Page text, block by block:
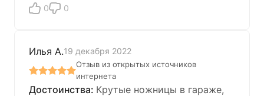
0 0
Илья А.19 декабря 2022
Отзыв из открытых источников
интернета
Крутые ножницы в гараже,